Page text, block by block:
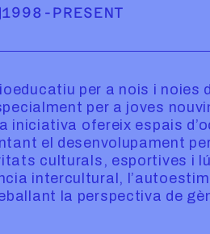
1998 -PRESENT
per a nois i noies
per a joves
iniciativa ofereix espais
el desenvolupament
culturals, esportives i
intercultural,
la perspectiva de